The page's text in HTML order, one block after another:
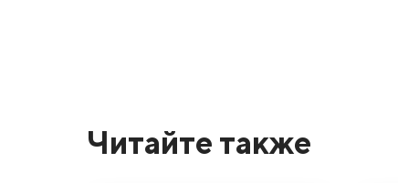
Читайте также